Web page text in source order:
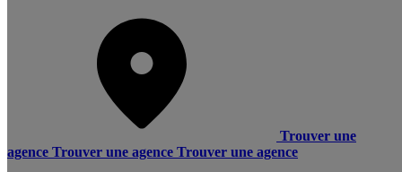
Trouver une
agence Trouver une agence Trouver une agence